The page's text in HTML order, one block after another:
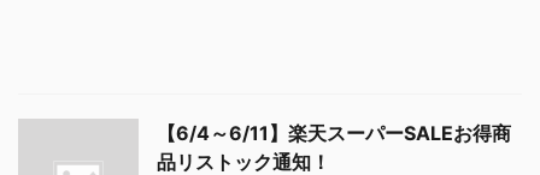
【6/4～6/11】楽天スーパーSALEお得商
品リストック通知！